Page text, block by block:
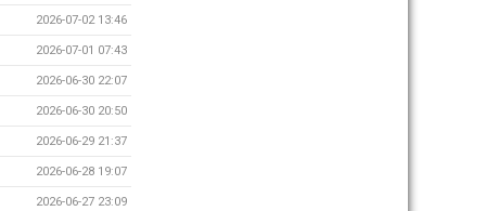
2026-07-02 13:46
2026-07-01 07:43
2026-06-30 22:07
2026-06-30 20:50
2026-06-29 21:37
2026-06-28 19:07
2026-06-27 23:09